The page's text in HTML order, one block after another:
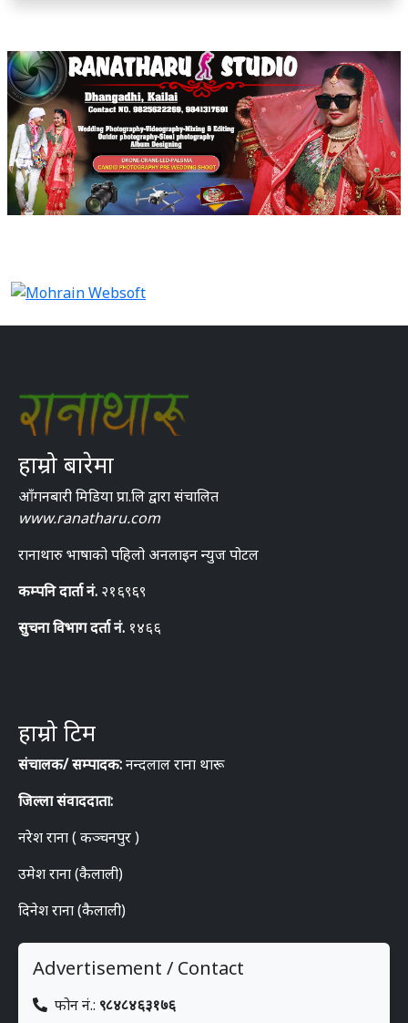
हाम्रो बारेमा
आँगनबारी मिडिया प्रा.लि द्वारा संचालित
www.ranatharu.com
रानाथारु भाषाको पहिलो अनलाइन न्युज पोटल
कम्पनि दार्ता नं. २१६९६९
सुचना विभाग दर्ता नं. १४६६
हाम्रो टिम
संचालक/ सम्पादक:नन्दलाल राना थारू
जिल्ला संवाददाता:
नरेश राना ( कञ्चनपुर )
उमेश राना (कैलाली)
दिनेश राना (कैलाली)
Advertisement / Contact
फोन नं.: ९८४८४६३१७६